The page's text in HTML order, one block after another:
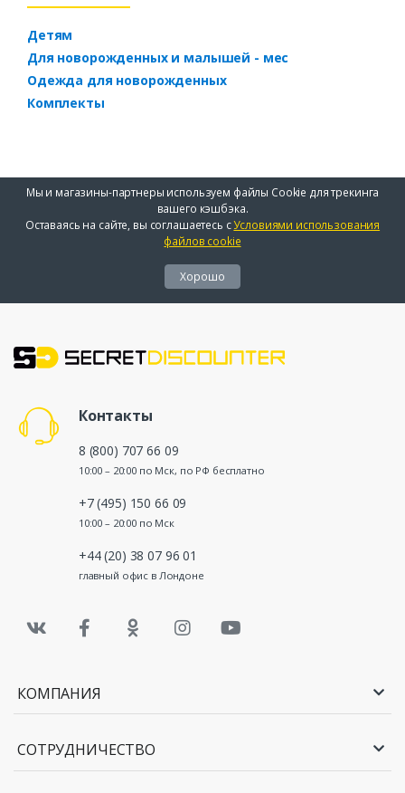
Детям
Для новорожденных и малышей - мес
Одежда для новорожденных
Комплекты
Мы и магазины-партнеры используем файлы Cookie для трекинга
вашего кэшбэка.
Оставаясь на сайте, вы соглашаетесь сУсловиями использования
файлов cookie
Хорошо
Контакты
8 (800) 707 66 09
10:00 – 20:00 по Мск, по РФ бесплатно
+7 (495) 150 66 09
10:00 – 20:00 по Мск
+44 (20) 38 07 96 01
главный офис в Лондоне
КОМПАНИЯ
СОТРУДНИЧЕСТВО